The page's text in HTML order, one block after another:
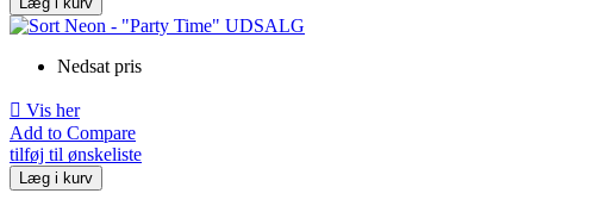
Nedsat pris
 Vis her
Add to Compare
tilføj til ønskeliste
Læg i kurv